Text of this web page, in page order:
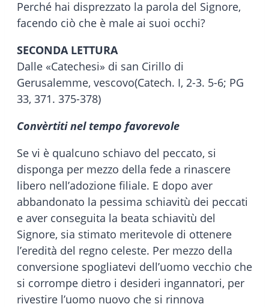
Perché hai disprezzato la parola del Signore,
facendo ciò che è male ai suoi occhi?
SECONDA LETTURA
Dalle «Catechesi» di san Cirillo di
Gerusalemme, vescovo(Catech. I, 2-3. 5-6; PG
33, 371. 375-378)
Convèrtiti nel tempo favorevole
Se vi è qualcuno schiavo del peccato, si
disponga per mezzo della fede a rinascere
libero nell’adozione filiale. E dopo aver
abbandonato la pessima schiavitù dei peccati
e aver conseguita la beata schiavitù del
Signore, sia stimato meritevole di ottenere
l’eredità del regno celeste. Per mezzo della
conversione spogliatevi dell’uomo vecchio che
si corrompe dietro i desideri ingannatori, per
rivestire l’uomo nuovo che si rinnova